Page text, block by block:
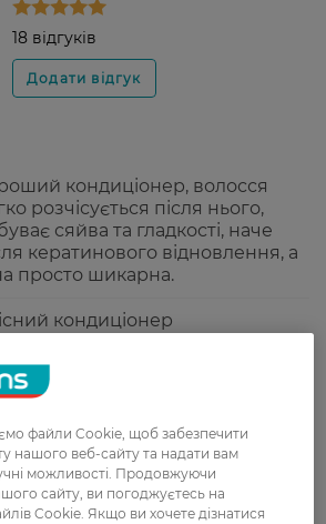
18 відгуків
кондиціонер, волосся
розчісується після нього,
сяйва та гладкості, наче
кератинового відновлення, а
просто шикарна.
кондиціонер
аромат після
файли Cookie, щоб забезпечити
нашого веб-сайту та надати вам
можливості. Продовжуючи
сайту, ви погоджуєтесь на
Cookie. Якщо ви хочете дізнатися